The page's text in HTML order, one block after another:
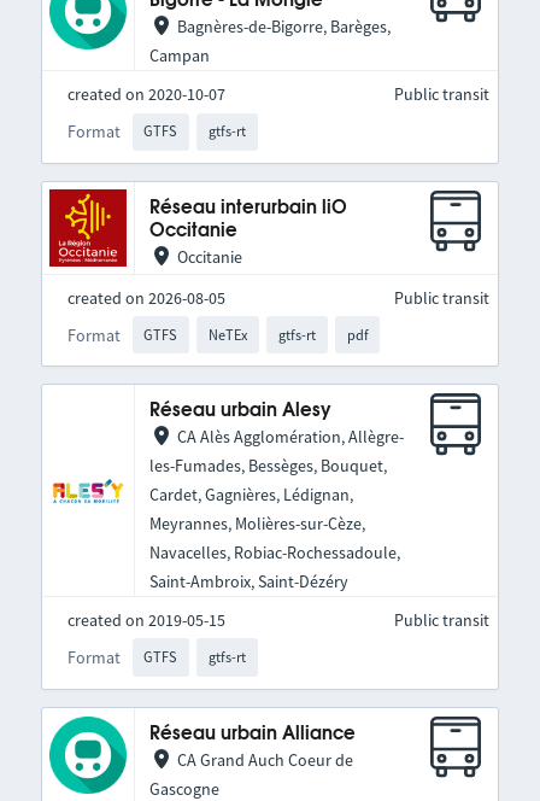
Bagnères-de-Bigorre, Barèges,
Campan
created on 2020-10-07
Format
GTFS gtfs-rt
Public transit
Réseau interurbain liO
Occitanie
Occitanie
created on 2026-08-05
Format
GTFS NeTEx gtfs-rt pdf
Public transit
Réseau urbain Alesy
CA Alès Agglomération, Allègre-
les-Fumades, Bessèges, Bouquet,
Cardet, Gagnières, Lédignan,
Meyrannes, Molières-sur-Cèze,
Navacelles, Robiac-Rochessadoule,
Saint-Ambroix, Saint-Dézéry
created on 2019-05-15
Format
GTFS gtfs-rt
Public transit
Réseau urbain Alliance
CA Grand Auch Coeur de
Gascogne